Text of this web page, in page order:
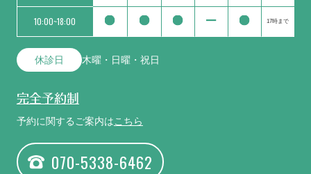
10:00~18:00 17時まで
休診日 木曜・日曜・祝日
完全予約制
予約に関するご案内はこちら
070-5338-6462